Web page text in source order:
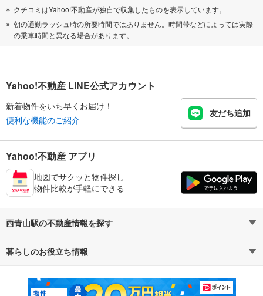
クチコミはYahoo!不動産が独自で収集したものを表示しています。
朝の通勤ラッシュ時の所要時間ではありません。時間帯などによっては実際
の乗車時間と異なる場合があります。
Yahoo!不動産 LINE公式アカウント
新着物件をいち早くお届け！
便利な機能のご紹介
友だち追加
Yahoo!不動産 アプリ
地図でサクッと物件探し
物件比較が手軽にできる
西青山駅の不動産情報を探す
不動産・住宅
新築マンション 中古マンション
暮らしのお役立ち情報
マンションカタログ 教えて！住まいの先生